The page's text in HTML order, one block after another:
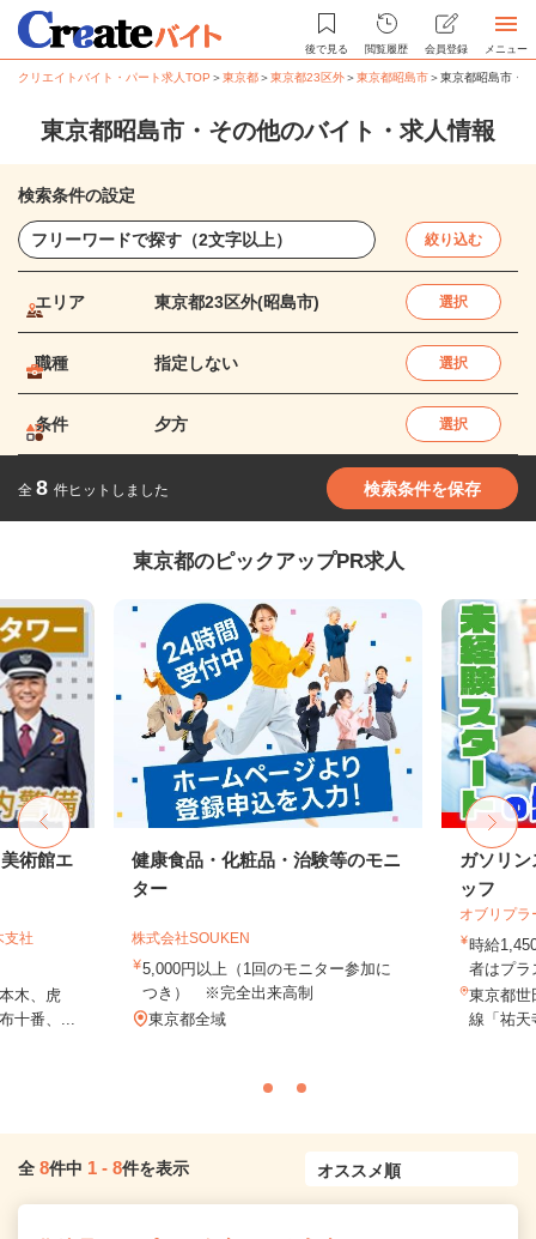
後で見る 閲覧履歴 会員登録 メニュー
クリエイトバイト・パート求人TOP ＞東京都＞東京都23区外＞東京都昭島市＞東京都昭島市・
東京都昭島市・その他のバイト・求人情報
検索条件の設定
絞り込む
エリア 東京都23区外(昭島市) 選択
職種 指定しない 選択
条件 夕方 選択
全 8 件ヒットしました 検索条件を保存
東京都のピックアップPR求人
術館エ
社
木、虎
十番、...
健康食品・化粧品・治験等のモニ
ター
株式会社SOUKEN
5,000円以上（1回のモニター参加に
つき） ※完全出来高制
東京都全域
ガソリ
ッフ
オブリプ
時給
者はプラ
東京都世
線「祐天
全 8件中 1 - 8件を表示